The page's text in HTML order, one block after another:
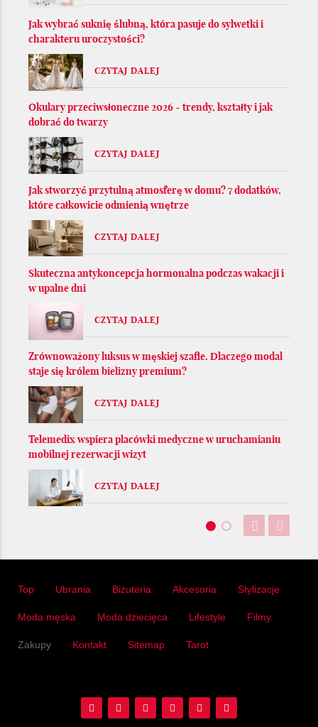
Jak wybrać suknię ślubną, która pasuje do sylwetki i
charakteru uroczystości?
CZYTAJ DALEJ
Okulary przeciwsłoneczne 2026 - trendy, kształty i jak
dobrać do twarzy
CZYTAJ DALEJ
Jak stworzyć przytulną atmosferę w domu? 7 dodatków,
które całkowicie odmienią wnętrze
CZYTAJ DALEJ
Skuteczna antykoncepcja hormonalna podczas wakacji i
w upalne dni
CZYTAJ DALEJ
Zrównoważony luksus w męskiej szafie. Dlaczego modal
staje się królem bielizny premium?
CZYTAJ DALEJ
Telemedix wspiera placówki medyczne w uruchamianiu
mobilnej rezerwacji wizyt
CZYTAJ DALEJ
Top Ubrania Biżuteria Akcesoria Stylizacje
Moda męska Moda dziecięca Lifestyle Filmy
Zakupy Kontakt Sitemap Tarot